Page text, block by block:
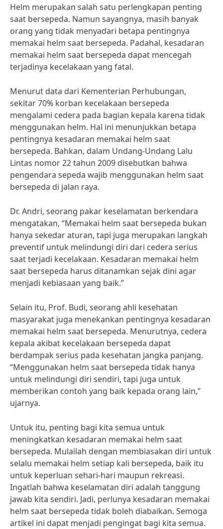
Helm merupakan salah satu perlengkapan penting
saat bersepeda. Namun sayangnya, masih banyak
orang yang tidak menyadari betapa pentingnya
memakai helm saat bersepeda. Padahal, kesadaran
memakai helm saat bersepeda dapat mencegah
terjadinya kecelakaan yang fatal.
Menurut data dari Kementerian Perhubungan,
sekitar 70% korban kecelakaan bersepeda
mengalami cedera pada bagian kepala karena tidak
menggunakan helm. Hal ini menunjukkan betapa
pentingnya kesadaran memakai helm saat
bersepeda. Bahkan, dalam Undang-Undang Lalu
Lintas nomor 22 tahun 2009 disebutkan bahwa
pengendara sepeda wajib menggunakan helm saat
bersepeda di jalan raya.
Dr. Andri, seorang pakar keselamatan berkendara
mengatakan, “Memakai helm saat bersepeda bukan
hanya sekedar aturan, tapi juga merupakan langkah
preventif untuk melindungi diri dari cedera serius
saat terjadi kecelakaan. Kesadaran memakai helm
saat bersepeda harus ditanamkan sejak dini agar
menjadi kebiasaan yang baik.”
Selain itu, Prof. Budi, seorang ahli kesehatan
masyarakat juga menekankan pentingnya kesadaran
memakai helm saat bersepeda. Menurutnya, cedera
kepala akibat kecelakaan bersepeda dapat
berdampak serius pada kesehatan jangka panjang.
“Menggunakan helm saat bersepeda tidak hanya
untuk melindungi diri sendiri, tapi juga untuk
memberikan contoh yang baik kepada orang lain,”
ujarnya.
Untuk itu, penting bagi kita semua untuk
meningkatkan kesadaran memakai helm saat
bersepeda. Mulailah dengan membiasakan diri untuk
selalu memakai helm setiap kali bersepeda, baik itu
untuk keperluan sehari-hari maupun rekreasi.
Ingatlah bahwa keselamatan diri adalah tanggung
jawab kita sendiri. Jadi, perlunya kesadaran memakai
helm saat bersepeda tidak boleh diabaikan. Semoga
artikel ini dapat menjadi pengingat bagi kita semua.